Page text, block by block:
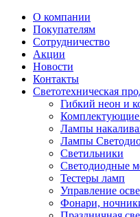
О компании
Покупателям
Сотрудничество
Акции
Новости
Контакты
Светотехническая
Гибкий неон и
Комплектующие
Лампы
Лампы
Светильники
Светодиодные
Тестеры ламп
Управление
Фонари,